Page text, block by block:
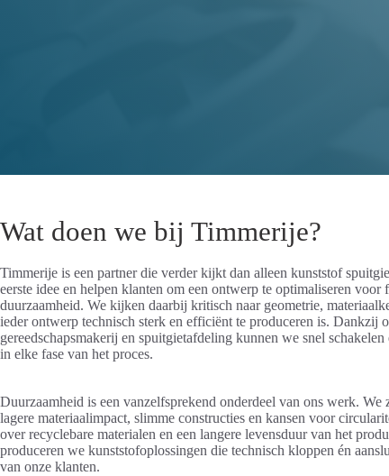
Wat doen we bij Timmerije?
Timmerije is een partner die verder kijkt dan alleen kunststof
eerste idee en helpen klanten om een ontwerp te optimaliseren voor
duurzaamheid. We kijken daarbij kritisch naar geometrie,
ieder ontwerp technisch sterk en efficiënt te produceren is. Dankzij
gereedschapsmakerij en spuitgietafdeling kunnen we snel
in elke fase van het proces.
Duurzaamheid is een vanzelfsprekend onderdeel van ons werk. We
lagere materiaalimpact, slimme constructies en kansen voor
over recyclebare materialen en een langere levensduur van het
produceren we kunststofoplossingen die technisch kloppen én
van onze klanten.